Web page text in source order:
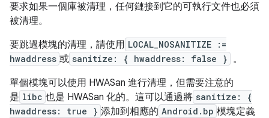
要求如果一個庫被清理，任何鏈接到它的可執行文件也必須
被清理。
要跳過模塊的清理，請使用 LOCAL_NOSANITIZE :=
hwaddress 或 sanitize: { hwaddress: false } 。
單個模塊可以使用 HWASan 進行清理，但需要注意的
是 libc 也是 HWASan 化的。這可以通過將 sanitize: {
hwaddress: true } 添加到相應的 Android.bp 模塊定義